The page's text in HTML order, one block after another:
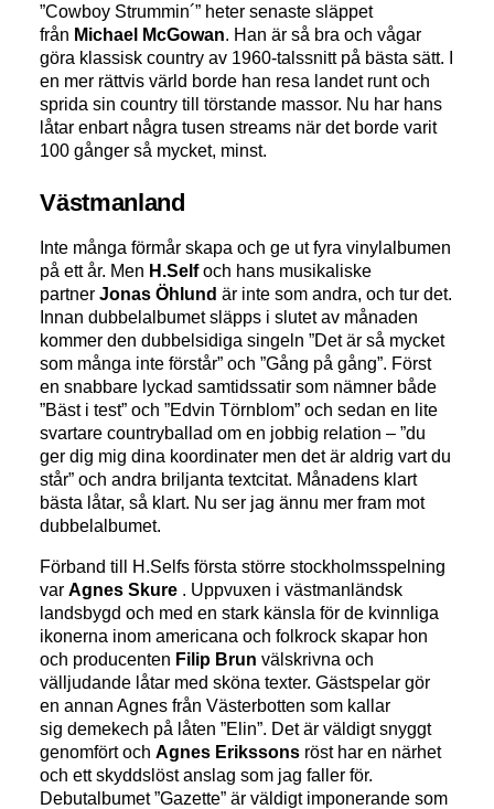
”Cowboy Strummin´” heter senaste släppet
från Michael McGowan. Han är så bra och vågar
göra klassisk country av 1960-talssnitt på bästa sätt. I
en mer rättvis värld borde han resa landet runt och
sprida sin country till törstande massor. Nu har hans
låtar enbart några tusen streams när det borde varit
100 gånger så mycket, minst.
Västmanland
Inte många förmår skapa och ge ut fyra vinylalbumen
på ett år. Men H.Selfoch hans musikaliske
partnerJonas Öhlundär inte som andra, och tur det.
Innan dubbelalbumet släpps i slutet av månaden
kommer den dubbelsidiga singeln ”Det är så mycket
som många inte förstår” och ”Gång på gång”. Först
en snabbare lyckad samtidssatir som nämner både
”Bäst i test” och ”Edvin Törnblom” och sedan en lite
svartare countryballad om en jobbig relation – ”du
ger dig mig dina koordinater men det är aldrig vart du
står” och andra briljanta textcitat. Månadens klart
bästa låtar, så klart. Nu ser jag ännu mer fram mot
dubbelalbumet.
Förband till H.Selfs första större stockholmsspelning
varAgnes Skure . Uppvuxen i västmanländsk
landsbygd och med en stark känsla för de kvinnliga
ikonerna inom americana och folkrock skapar hon
och producenten Filip Brun välskrivna och
välljudande låtar med sköna texter. Gästspelar gör
en annan Agnes från Västerbotten som kallar
sig demekech på låten ”Elin”. Det är väldigt snyggt
genomfört ochAgnes Erikssons röst har en närhet
och ett skyddslöst anslag som jag faller för.
Debutalbumet ”Gazette” är väldigt imponerande som